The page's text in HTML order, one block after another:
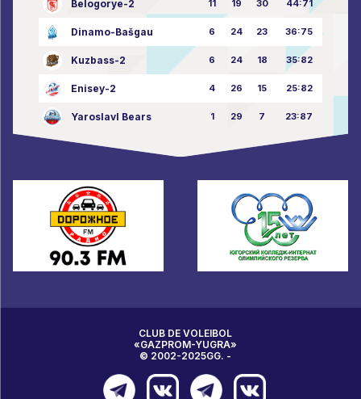
Belogorye-2 11 19 30 44:71
Dinamo-Bašgau 6 24 23 36:75
Kuzbass-2 6 24 18 35:82
Enisey-2 4 26 15 25:82
Yaroslavl Bears 1 29 7 23:87
CLUB DE VOLEIBOL
«GAZPROM-YUGRA»
© 2002-2025GG. -